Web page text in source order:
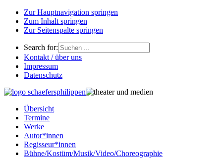
Zur Hauptnavigation springen
Zum Inhalt springen
Zur Seitenspalte springen
Search for:
Kontakt / über uns
Impressum
Datenschutz
Übersicht
Termine
Werke
Autor*innen
Regisseur*innen
Bühne/Kostüm/Musik/Video/Choreographie